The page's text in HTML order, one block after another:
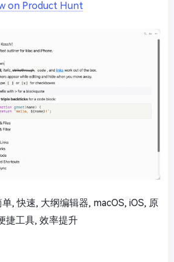
on Product Hunt
单, 快速, 大纲编辑器, macOS, iOS, 原
捷工具, 效率提升